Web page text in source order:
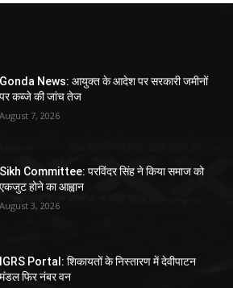
Gonda News: आयुक्त के आदेश पर सरकारी जमीनों
पर कब्जे की जांच तेज
August 7, 2026
Sikh Committee: परविंदर सिंह ने किया समाज को
एकजुट होने का आह्वान
August 3, 2026
IGRS Portal: शिकायतों के निस्तारण में देवीपाटन
मंडल फिर नंबर वन